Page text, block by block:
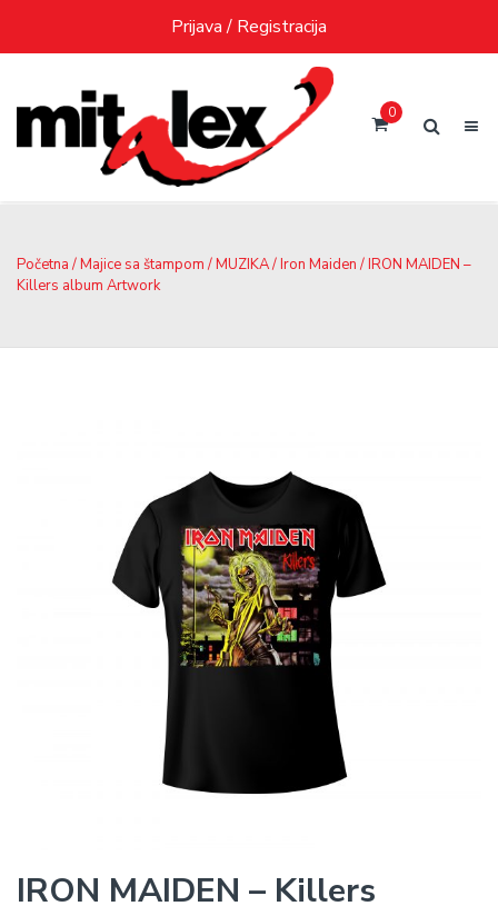
content
Prijava / Registracija
0
Početna /Majice sa štampom /MUZIKA/Iron Maiden / IRON MAIDEN –
Killers album Artwork
IRON MAIDEN – Killers